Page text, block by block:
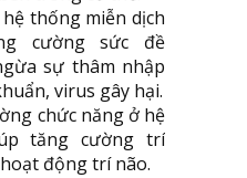
thống miễn dịch
cường sức đề
sự thâm nhập
virus gây hại.
chức năng ở hệ
tăng cường trí
động trí não.